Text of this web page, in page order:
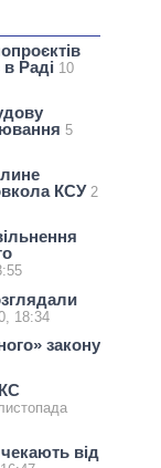
Раді 10
5
КСУ 2
18:34
закону
від